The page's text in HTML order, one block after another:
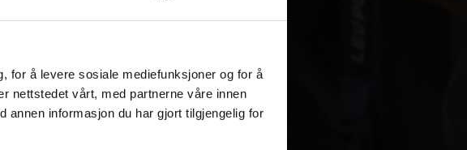
for å levere sosiale mediefunksjoner og for å
nettstedet vårt, med partnerne våre innen
annen informasjon du har gjort tilgjengelig for